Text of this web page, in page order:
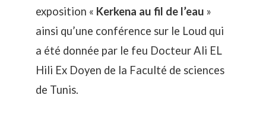
exposition « Kerkena au fil de l’eau »
ainsi qu’une conférence sur le Loud qui
a été donnée par le feu Docteur Ali EL
Hili Ex Doyen de la Faculté de sciences
de Tunis.